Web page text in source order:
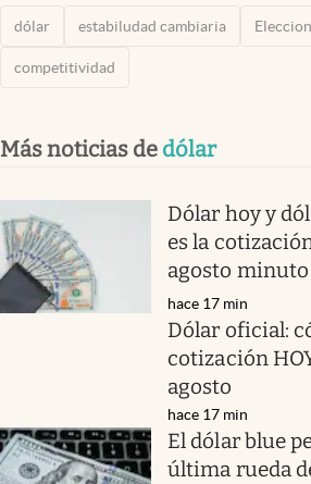
dólar estabiludad cambiaria
competitividad
Más noticias de dólar
Dólar hoy y
es la
agosto
hace 17 min
Dólar oficial:
cotización
agosto
hace 17 min
El dólar blue
última rueda